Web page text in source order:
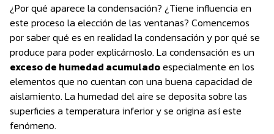
¿Por qué aparece la condensación? ¿Tiene influencia en
este proceso la elección de las ventanas? Comencemos
por saber qué es en realidad la condensación y por qué se
produce para poder explicárnoslo. La condensación es un
exceso de humedad acumuladoespecialmente en los
elementos que no cuentan con una buena capacidad de
aislamiento. La humedad del aire se deposita sobre las
superficies a temperatura inferior y se origina así este
fenómeno.